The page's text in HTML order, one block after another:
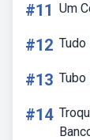
#11 Um
#12 Tudo
#13 Tubo
#14